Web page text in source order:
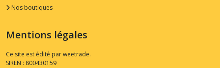
Nos boutiques
Mentions légales
Ce site est édité par weetrade.
SIREN : 800430159